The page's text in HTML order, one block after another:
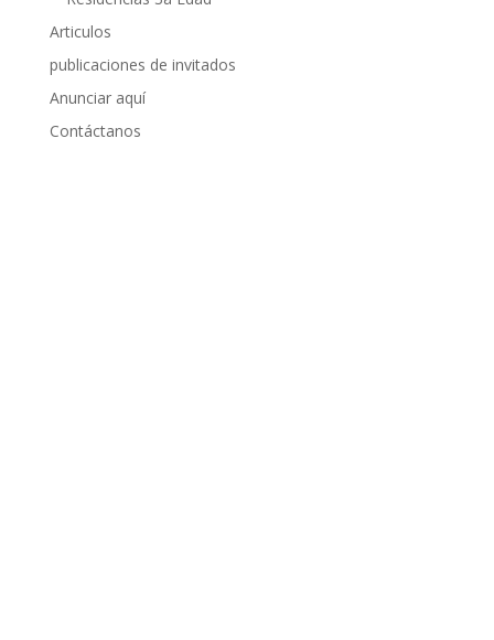
Articulos
publicaciones de invitados
Anunciar aquí
Contáctanos